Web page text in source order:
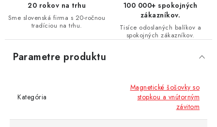
20 rokov na trhu
Sme slovenská firma s 20-ročnou
tradíciou na trhu.
100 000+ spokojných
zákazníkov.
Tisíce odoslaných balíkov a
spokojných zákazníkov.
Parametre produktu
Kategória
Magnetické šošovky so
stopkou a vnútorným
závitom